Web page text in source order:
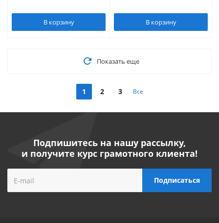
В корзину В корзину
Показать еще
1 2 3 Все
Подпишитесь на нашу рассылку,
и получите курс грамотного клиента!